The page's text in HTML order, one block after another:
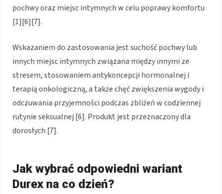
pochwy oraz miejsc intymnych w celu poprawy komfortu
[1][6][7].
Wskazaniem do zastosowania jest suchość pochwy lub
innych miejsc intymnych związana między innymi ze
stresem, stosowaniem antykoncepcji hormonalnej i
terapią onkologiczną, a także chęć zwiększenia wygody i
odczuwania przyjemności podczas zbliżeń w codziennej
rutynie seksualnej [6]. Produkt jest przeznaczony dla
dorosłych [7].
Jak wybrać odpowiedni wariant
Durex na co dzień?